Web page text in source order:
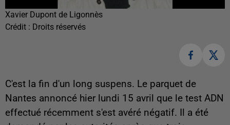
Xavier Dupont de Ligonnès
Crédit : Droits réservés
C'est la fin d'un long suspens. Le parquet de
Nantes annoncé hier lundi 15 avril que le test ADN
effectué récemment s'est avéré négatif. Il a été